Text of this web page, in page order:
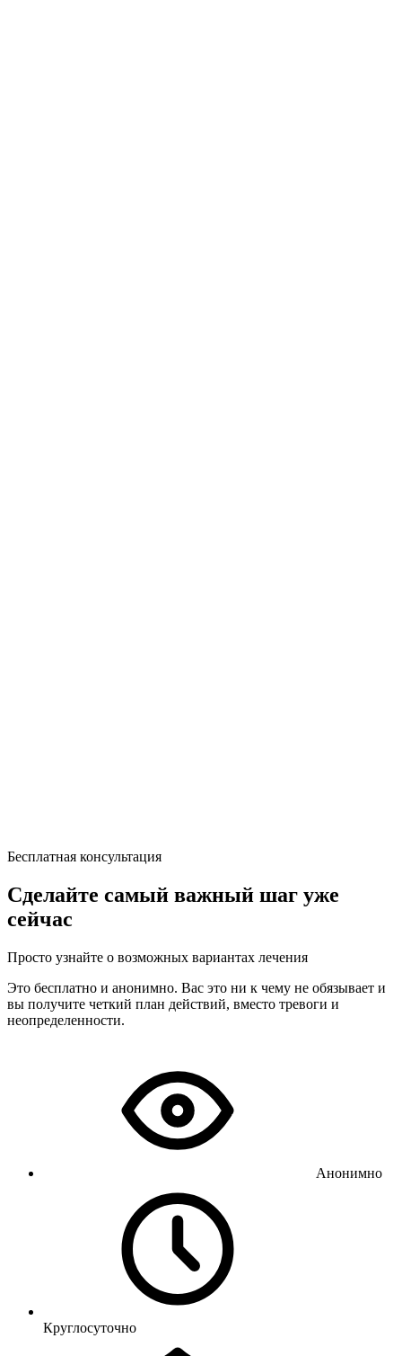
Бесплатная консультация
Сделайте самый важный шаг уже
сейчас
Просто узнайте о возможных вариантах лечения
Это бесплатно и анонимно. Вас это ни к чему не обязывает и
вы получите четкий план действий, вместо тревоги и
неопределенности.
Анонимно
Круглосуточно